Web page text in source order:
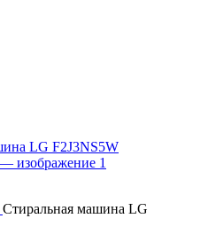
Стиральная машина LG